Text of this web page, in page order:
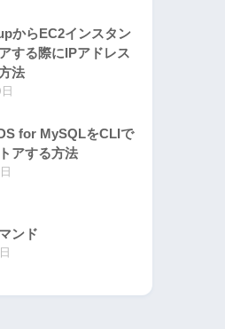
からEC2インスタン
する際にIPアドレス
法
for MySQLをCLIで
アする方法
ンド